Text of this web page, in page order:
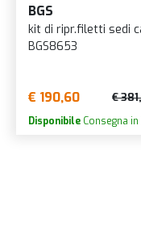
BGS
kit di ripr.filetti sedi
BGS8653
€ 190,60 €
Disponibile Consegna